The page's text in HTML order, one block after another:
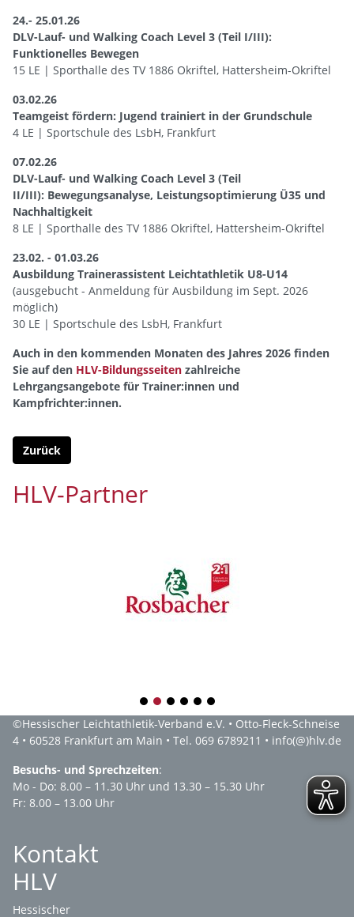
24.- 25.01.26
DLV-Lauf- und Walking Coach Level 3 (Teil I/III):
Funktionelles Bewegen
15 LE | Sporthalle des TV 1886 Okriftel, Hattersheim-Okriftel
03.02.26
Teamgeist fördern: Jugend trainiert in der Grundschule
4 LE | Sportschule des LsbH, Frankfurt
07.02.26
DLV-Lauf- und Walking Coach Level 3 (Teil
II/III): Bewegungsanalyse, Leistungsoptimierung Ü35 und
Nachhaltigkeit
8 LE | Sporthalle des TV 1886 Okriftel, Hattersheim-Okriftel
23.02. - 01.03.26
Ausbildung Trainerassistent Leichtathletik U8-U14
(ausgebucht - Anmeldung für Ausbildung im Sept. 2026
möglich)
30 LE | Sportschule des LsbH, Frankfurt
Auch in den kommenden Monaten des Jahres 2026 finden
Sie auf den HLV-Bildungsseiten zahlreiche
Lehrgangsangebote für Trainer:innen und
Kampfrichter:innen.
Zurück
HLV-Partner
1 2 3 4 5 6
©Hessischer Leichtathletik-Verband e.V. • Otto-Fleck-Schneise
4 • 60528 Frankfurt am Main • Tel. 069 6789211 • info(@)hlv.de
Besuchs- und Sprechzeiten:
Mo - Do: 8.00 – 11.30 Uhr und 13.30 – 15.30 Uhr
Fr: 8.00 – 13.00 Uhr
Kontakt
HLV
Hessischer